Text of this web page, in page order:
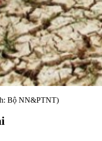
Bộ NN&PTNT)